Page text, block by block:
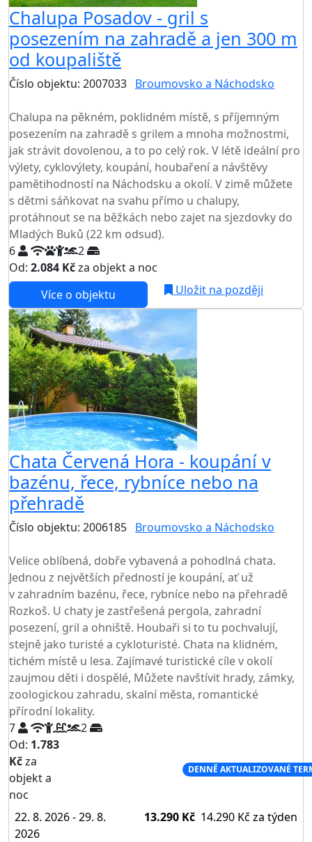
Chalupa Posadov - gril s
posezením na zahradě a jen 300 m
od koupaliště
Číslo objektu: 2007033 Broumovsko a Náchodsko
Chalupa na pěkném, poklidném místě, s příjemným
posezením na zahradě s grilem a mnoha možnostmi,
jak strávit dovolenou, a to po celý rok. V létě ideální pro
výlety, cyklovýlety, koupání, houbaření a návštěvy
pamětihodností na Náchodsku a okolí. V zimě můžete
s dětmi sáňkovat na svahu přímo u chalupy,
protáhnout se na běžkách nebo zajet na sjezdovky do
Mladých Buků (22 km odsud).
6
2
Od: 2.084 Kčza objekt a noc
Více o objektu
Uložit na později
Chata Červená Hora - koupání v
bazénu, řece, rybníce nebo na
přehradě
Číslo objektu: 2006185 Broumovsko a Náchodsko
Velice oblíbená, dobře vybavená a pohodlná chata.
Jednou z největších předností je koupání, ať už
v zahradním bazénu, řece, rybníce nebo na přehradě
Rozkoš. U chaty je zastřešená pergola, zahradní
posezení, gril a ohniště. Houbaři si to tu pochvalují,
stejně jako turisté a cykloturisté. Chata na klidném,
tichém místě u lesa. Zajímavé turistické cíle v okolí
zaujmou děti i dospělé, Můžete navštívit hrady, zámky,
zoologickou zahradu, skalní města, romantické
přírodní lokality.
7
2
Od: 1.783
Kčza
objekt a
noc
DENNĚ AKTUALIZOVANÉ
22. 8. 2026 - 29. 8.
2026
13.290 Kč 14.290 Kč za týden